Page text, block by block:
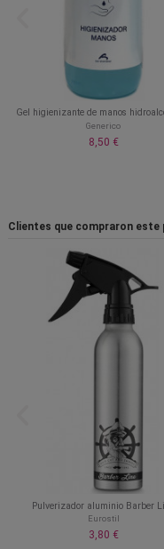
Gel higienizante de manos
Generico
8,50 €
Clientes que compraron
Pulverizador aluminio Barber
Eurostil
3,80 €